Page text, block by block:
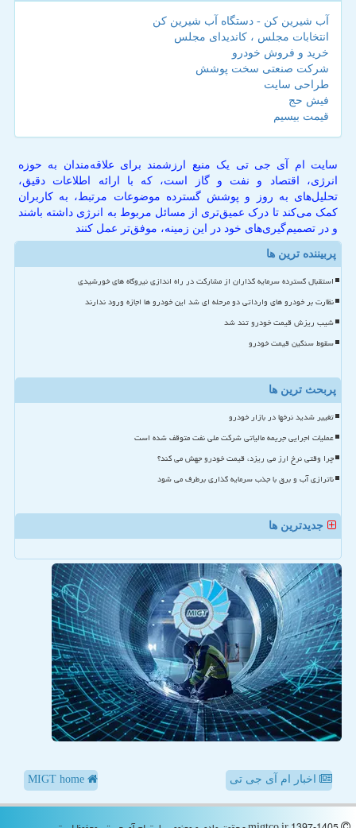
آب شیرین کن - دستگاه آب شیرین کن
انتخابات مجلس ، کاندیدای مجلس
خرید و فروش خودرو
شرکت صنعتی سخت پوشش
طراحی سایت
فیش حج
قیمت بیسیم
سایت ام آی جی تی یک منبع ارزشمند برای علاقه‌مندان به حوزه
انرژی، اقتصاد و نفت و گاز است، که با ارائه اطلاعات دقیق،
تحلیل‌های به روز و پوشش گسترده موضوعات مرتبط، به کاربران
کمک می‌کند تا درک عمیق‌تری از مسائل مربوط به انرژی داشته باشند
و در تصمیم‌گیری‌های خود در این زمینه، موفق‌تر عمل کنند
پربیننده ترین ها
استقبال گسترده سرمایه گذاران از مشارکت در راه اندازی نیروگاه های خورشیدی
نظارت بر خودرو های وارداتی دو مرحله ای شد این خودرو ها اجازه ورود ندارند
شیب ریزش قیمت خودرو تند شد
سقوط سنگین قیمت خودرو
پربحث ترین ها
تغییر شدید نرخها در بازار خودرو
عملیات اجرایی جریمه مالیاتی شرکت ملی نفت متوقف شده است
چرا وقتی نرخ ارز می ریزد، قیمت خودرو جهش می کند؟
ناترازی آب و برق با جذب سرمایه گذاری برطرف می شود
جدیدترین ها
اخبار ام آی جی تی